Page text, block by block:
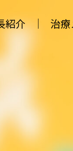
紹介 治